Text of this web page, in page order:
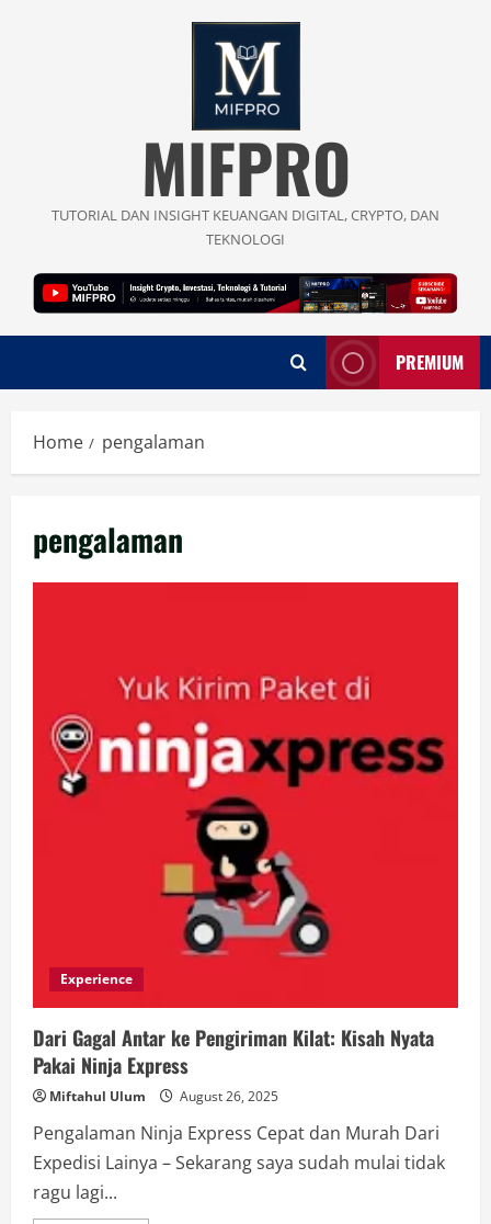
MIFPRO
TUTORIAL DAN INSIGHT KEUANGAN DIGITAL, CRYPTO, DAN
TEKNOLOGI
PREMIUM
Home pengalaman
pengalaman
Experience
Dari Gagal Antar ke Pengiriman Kilat: Kisah Nyata
Pakai Ninja Express
Miftahul Ulum August 26, 2025
Pengalaman Ninja Express Cepat dan Murah Dari
Expedisi Lainya – Sekarang saya sudah mulai tidak
ragu lagi...